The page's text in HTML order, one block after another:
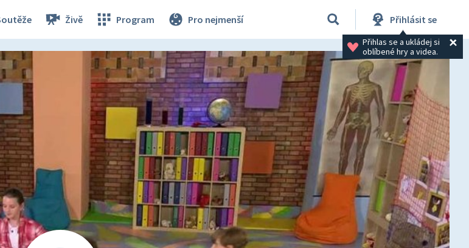
Živě Program Pro nejmenší Přihlásit se
Přihlas se a ukládej si
oblíbené hry a videa.